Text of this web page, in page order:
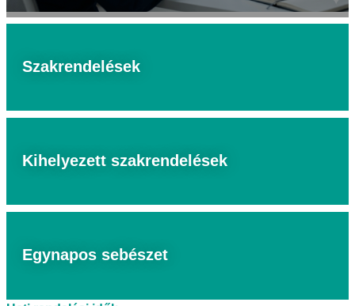
Szakrendelések
Kihelyezett szakrendelések
Egynapos sebészet